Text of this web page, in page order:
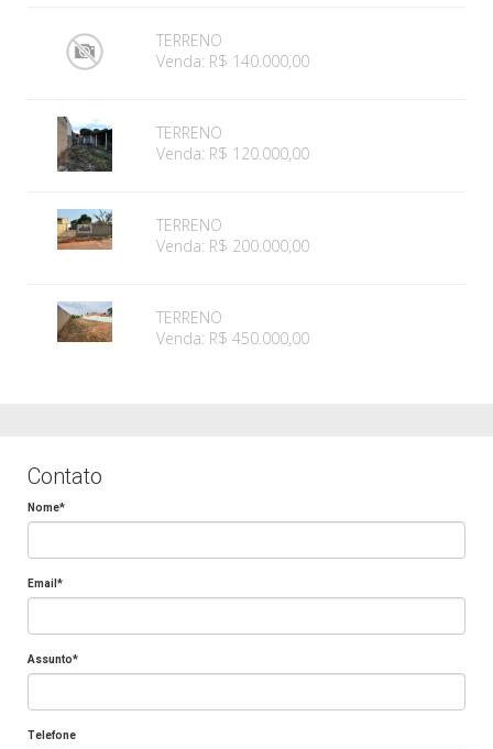
TERRENO
Venda: R$ 140.000,00
TERRENO
Venda: R$ 120.000,00
TERRENO
Venda: R$ 200.000,00
TERRENO
Venda: R$ 450.000,00
Contato
Nome*
Email*
Assunto*
Telefone